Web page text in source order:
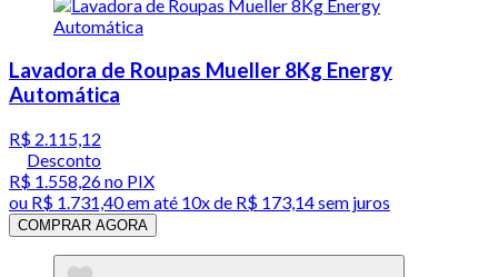
Lavadora de Roupas Mueller 8Kg Energy
Automática
R$ 2.115,12
Desconto
R$ 1.558,26no PIX
ou R$ 1.731,40em até 10x de R$ 173,14 sem juros
COMPRAR AGORA